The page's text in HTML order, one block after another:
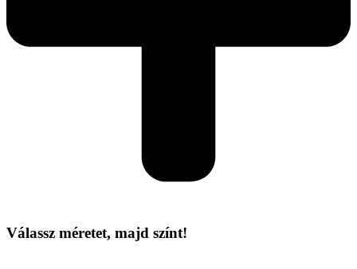
Válassz méretet, majd színt!